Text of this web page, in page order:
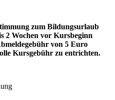
zum Bildungsurlaub
2 Wochen vor Kursbeginn
von 5 Euro
Kursgebühr zu entrichten.